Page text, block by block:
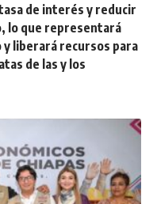
de interés y reducir
lo que representará
y liberará recursos para
de las y los